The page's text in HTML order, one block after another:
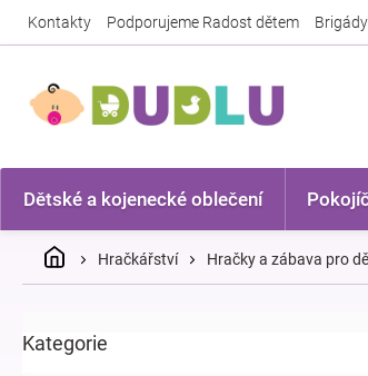
Kontakty Podporujeme Radost dětem
Dětské a kojenecké oblečení
DomůHračkářství Hračky a zábava pro
o
Přeskočit
Kategorie